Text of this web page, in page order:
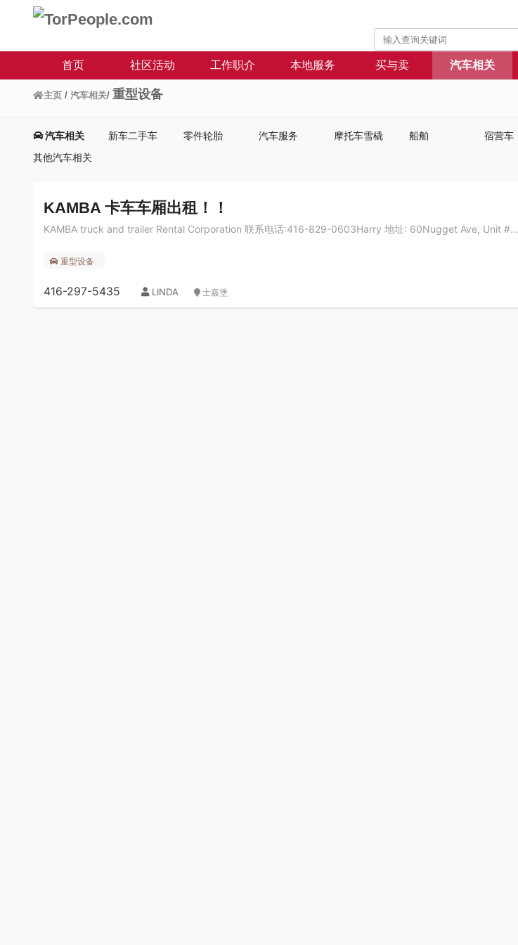
首页 社区活动 工作职介 本地服务 买与卖 汽车相关
主页 / 汽车相关/ 重型设备
汽车相关 新车二手车 零件轮胎 汽车服务 摩托车雪橇 船舶 宿营车
其他汽车相关
KAMBA 卡车车厢出租！！
KAMBA truck and trailer Rental Corporation 联系电话:416-829-0603Harry 地址: 60Nugget Ave, Unit #…
重型设备
416-297-5435 LINDA 士嘉堡